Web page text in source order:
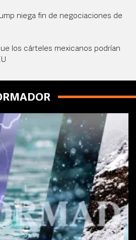
niega fin de negociaciones de
los cárteles mexicanos podrían